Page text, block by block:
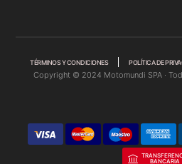
TÉRMINOS Y CONDICIONES POLÍTICA DE
Copyright © 2024 Motomundi SPA ·
BANCARIA